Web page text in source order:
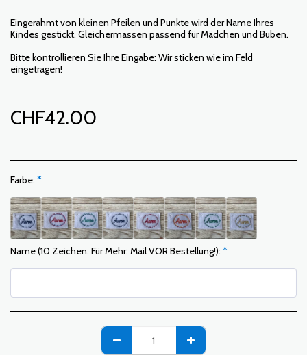
Eingerahmt von kleinen Pfeilen und Punkte wird der Name Ihres
Kindes gestickt. Gleichermassen passend für Mädchen und Buben.
Bitte kontrollieren Sie Ihre Eingabe: Wir sticken wie im Feld
eingetragen!
CHF42.00
Farbe: *
Name (10 Zeichen. Für Mehr: Mail VOR Bestellung!): *